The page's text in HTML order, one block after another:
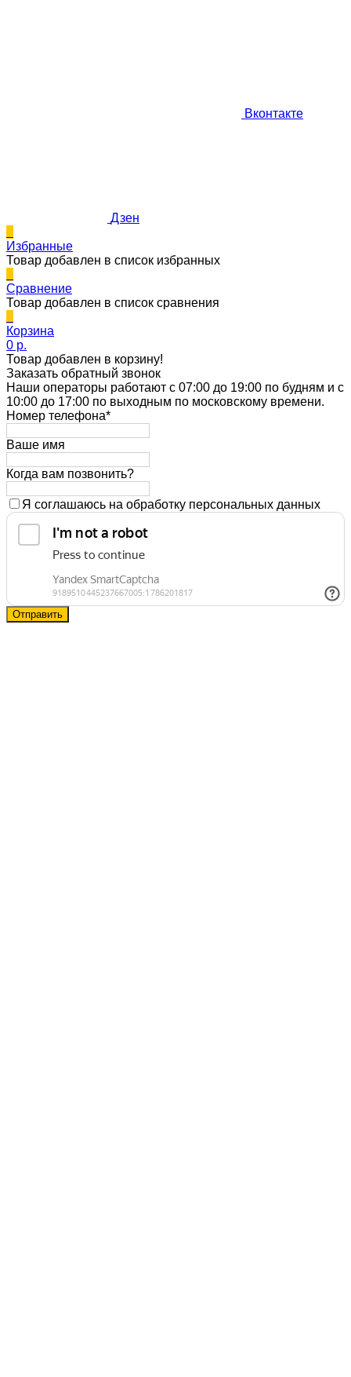
Вконтакте
Дзен
Избранные
Товар добавлен в список избранных
Сравнение
Товар добавлен в список сравнения
Корзина
0 p.
Товар добавлен в корзину!
Заказать обратный звонок
Наши операторы работают с 07:00 до 19:00 по будням и с
10:00 до 17:00 по выходным по московскому времени.
Номер телефона*
Ваше имя
Когда вам позвонить?
Я соглашаюсь на обработку персональных данных